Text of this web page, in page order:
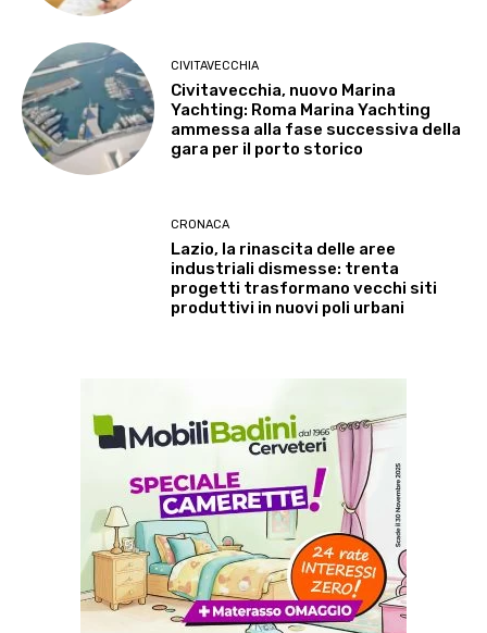
CIVITAVECCHIA
Civitavecchia, nuovo Marina
Yachting: Roma Marina Yachting
ammessa alla fase successiva della
gara per il porto storico
CRONACA
Lazio, la rinascita delle aree
industriali dismesse: trenta
progetti trasformano vecchi siti
produttivi in nuovi poli urbani